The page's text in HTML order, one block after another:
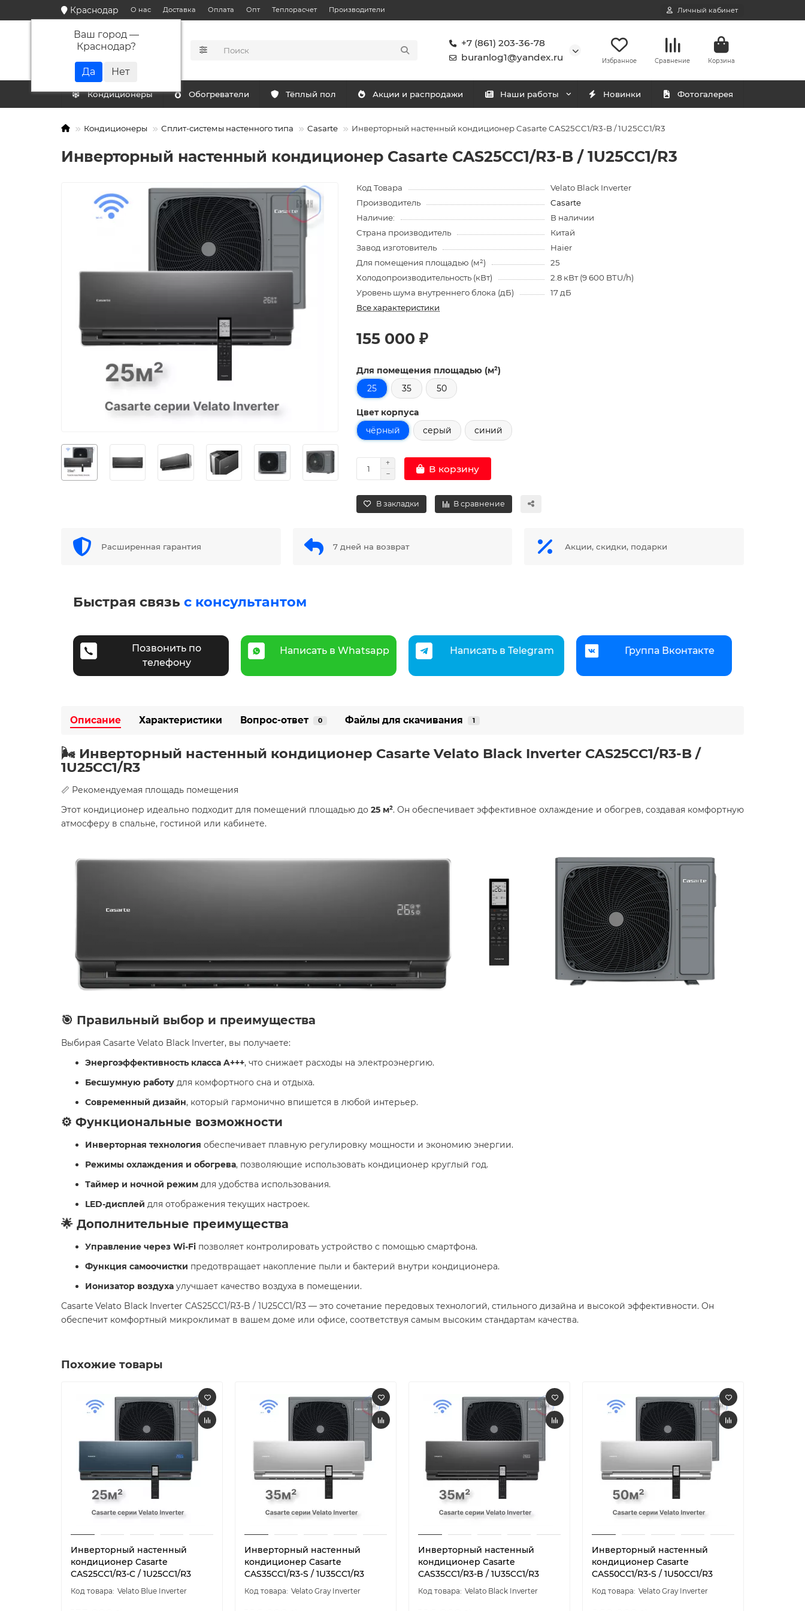
Краснодар
Ваш город —
Краснодар?
О нас Доставка Оплата Опт Теплорасчет Производители Личный кабинет
КАТАЛОГ
+7 (861) 203-36-78
buranlog1@yandex.ru
Избранное Сравнение Корзина
Кондиционеры Обогреватели Тёплый пол Акции и распродажи Наши работы Новинки Фотогалерея
Кондиционеры Сплит-системы настенного типа Casarte Инверторный настенный кондиционер Casarte CAS25CC1/R3-B / 1U25CC1/R3
Инверторный настенный кондиционер Casarte CAS25CC1/R3-B / 1U25CC1/R3
Код Товара
Velato Black Inverter
Производитель
Casarte
Наличие:
В наличии
Страна производитель
Китай
Завод изготовитель
Haier
Для помещения площадью (м²)
25
Холодопроизводительность (кВт)
2.8 кВт (9 600 BTU/h)
Уровень шума внутреннего блока (дБ)
17 дБ
Все характеристики
155 000 ₽
Для помещения площадью (м²)
25
35 50
Цвет корпуса
чёрный
серый синий
В корзину
В закладки В сравнение
Расширенная гарантия 7 дней на возврат Акции, скидки, подарки
Быстрая связь с консультантом
Позвонить по
телефону
Написать в Whatsapp Написать в Telegram Группа Вконтакте
Описание Характеристики Вопрос-ответ 0 Файлы для скачивания 1
🌬️ Инверторный настенный кондиционер Casarte Velato Black Inverter CAS25CC1/R3-B /
1U25CC1/R3
📏 Рекомендуемая площадь помещения
Этот кондиционер идеально подходит для помещений площадью до 25 м². Он обеспечивает эффективное охлаждение и обогрев, создавая комфортную
атмосферу в спальне, гостиной или кабинете.
🎯 Правильный выбор и преимущества
Выбирая Casarte Velato Black Inverter, вы получаете:
Энергоэффективность класса A+++, что снижает расходы на электроэнергию.
Бесшумную работу для комфортного сна и отдыха.
Современный дизайн, который гармонично впишется в любой интерьер.
⚙️ Функциональные возможности
Инверторная технология обеспечивает плавную регулировку мощности и экономию энергии.
Режимы охлаждения и обогрева, позволяющие использовать кондиционер круглый год.
Таймер и ночной режим для удобства использования.
LED-дисплей для отображения текущих настроек.
🌟 Дополнительные преимущества
Управление через Wi-Fi позволяет контролировать устройство с помощью смартфона.
Функция самоочистки предотвращает накопление пыли и бактерий внутри кондиционера.
Ионизатор воздуха улучшает качество воздуха в помещении.
Casarte Velato Black Inverter CAS25CC1/R3-B / 1U25CC1/R3 — это сочетание передовых технологий, стильного дизайна и высокой эффективности. Он
обеспечит комфортный микроклимат в вашем доме или офисе, соответствуя самым высоким стандартам качества.
Похожие товары
Инверторный настенный
кондиционер Casarte
CAS25CC1/R3-C / 1U25CC1/R3
Velato Blue Inverter
Инверторный настенный
кондиционер Casarte
CAS35CC1/R3-S / 1U35CC1/R3
Velato Gray Inverter
Инверторный настенный
кондиционер Casarte
CAS35CC1/R3-B / 1U35CC1/R3
Velato Black Inverter
Инверторный настенный
кондиционер Casarte
CAS50CC1/R3-S / 1U50CC1/R3
Velato Gray Inverter